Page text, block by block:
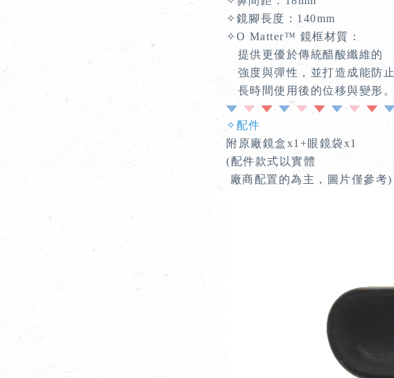
✧鏡腳長度：140mm
✧O Matter™ 鏡框材質：
提供更優於傳統醋酸纖維的
強度與彈性，並打造成能防止
長時間使用後的位移與變形。
✧配件
附原廠鏡盒x1+眼鏡袋x1
(配件款式以實體
廠商配置的為主，圖片僅參考)